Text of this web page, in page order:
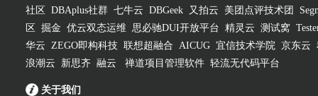
社区
DBAplus社群 七牛云 DBGeek 又拍云 美团点评技术团
区
掘金 优云双态运维 思必驰DUI开放平台 精灵云 测试窝
华云 ZEGO即构科技 联想超融合 AICUG 宜信技术学院 京东云
浪潮云
新思齐 融云 禅道项目管理软件 轻流无代码平台
关于我们